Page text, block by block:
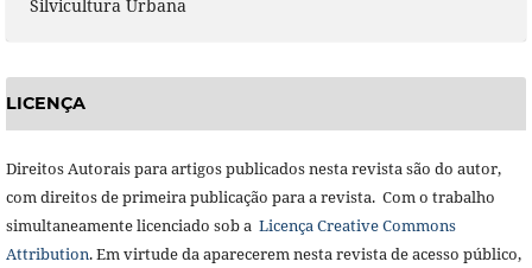
Silvicultura Urbana
LICENÇA
Direitos Autorais para artigos publicados nesta revista são do autor,
com direitos de primeira publicação para a revista. Com o trabalho
simultaneamente licenciado sob a Licença Creative Commons
Attribution. Em virtude da aparecerem nesta revista de acesso público,